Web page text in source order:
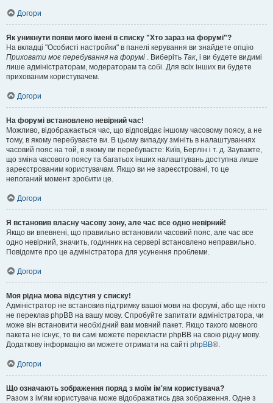
Догори
Як уникнути появи мого імені в списку "Хто зараз на форумі"?
На вкладці "Особисті настройки" в панелі керування ви знайдете опцію
Приховати моє перебування на форумі . Виберіть Так, і ви будете видимі
лише адміністраторам, модераторам та собі. Для всіх інших ви будете
прихованим користувачем.
Догори
На форумі встановлено невірний час!
Можливо, відображається час, що відповідає іншому часовому поясу, а не
тому, в якому перебуваєте ви. В цьому випадку змініть в налаштуваннях
часовий пояс на той, в якому ви перебуваєте: Київ, Берлін і т. д. Зауважте,
що зміна часового поясу та багатьох інших налаштувань доступна лише
зареєстрованим користувачам. Якщо ви не зареєстровані, то це
непоганий момент зробити це.
Догори
Я встановив власну часову зону, але час все одно невірний!
Якщо ви впевнені, що правильно встановили часовий пояс, але час все
одно невірний, значить, годинник на сервері встановлено неправильно.
Повідомте про це адміністратора для усунення проблеми.
Догори
Моя рідна мова відсутня у списку!
Адміністратор не встановив підтримку вашої мови на форумі, або ще ніхто
не переклав phpBB на вашу мову. Спробуйте запитати адміністратора, чи
може він встановити необхідний вам мовний пакет. Якщо такого мовного
пакета не існує, то ви самі можете перекласти phpBB на свою рідну мову.
Додаткову інформацію ви можете отримати на сайті phpBB®.
Догори
Що означають зображення поряд з моїм ім'ям користувача?
Разом з ім'ям користувача може відображатись два зображення. Одне з